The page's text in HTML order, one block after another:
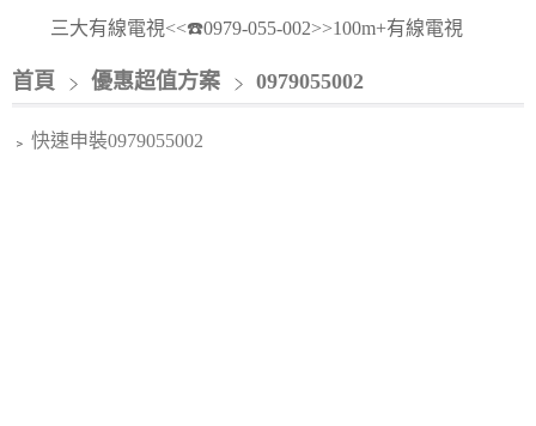
三大有線電視<<☎️0979-055-002>>100m+有線電視
首頁 優惠超值方案 0979055002
﹥ 快速申裝0979055002